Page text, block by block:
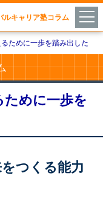
ルキャリア塾コラム
ために一歩を踏み出した
めに一歩を
つくる能力